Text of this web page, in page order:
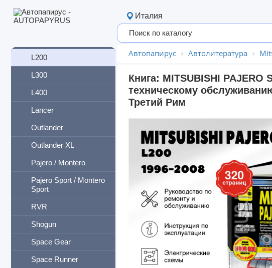
Galant
L200
L300
L400
Lancer
Outlander
Outlander XL
Pajero / Montero
Pajero Sport / Montero
Sport
RVR
Shogun
Space Gear
Space Runner
Италия
Автопапирус Автолитература
Книга: MITSUBISHI PAJERO
техническому
Третий Рим